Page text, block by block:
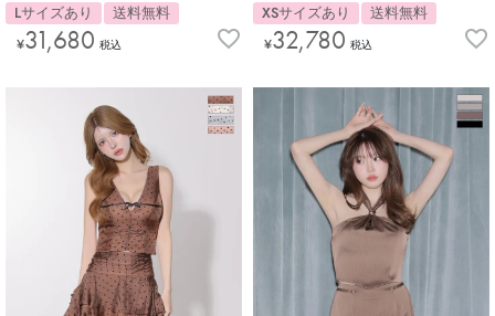
Lサイズあり 送料無料
¥31,680 税込
XSサイズあり 送料無料
¥32,780 税込